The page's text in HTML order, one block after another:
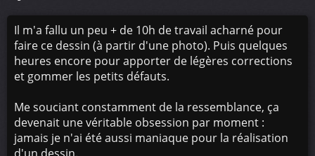
Il m'a fallu un peu + de 10h de travail acharné pour
faire ce dessin (à partir d'une photo). Puis quelques
heures encore pour apporter de légères corrections
et gommer les petits défauts.
Me souciant constamment de la ressemblance, ça
devenait une véritable obsession par moment :
jamais je n'ai été aussi maniaque pour la réalisation
d'un dessin.